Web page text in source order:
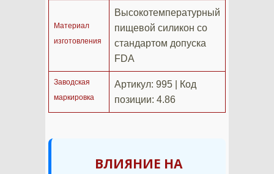
Материал
изготовления
Высокотемпературный
пищевой силикон со
стандартом допуска
FDA
Заводская
маркировка
Артикул: 995 | Код
позиции: 4.86
ВЛИЯНИЕ НА